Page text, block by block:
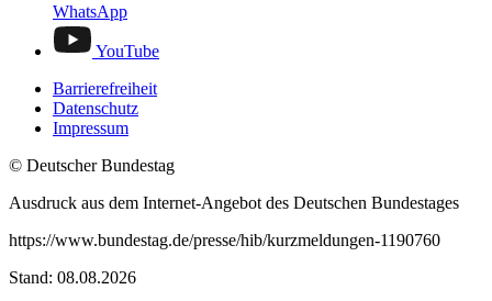
WhatsApp
YouTube
Barrierefreiheit
Datenschutz
Impressum
© Deutscher Bundestag
Ausdruck aus dem Internet-Angebot des Deutschen Bundestages
https://www.bundestag.de/presse/hib/kurzmeldungen-1190760
Stand: 08.08.2026